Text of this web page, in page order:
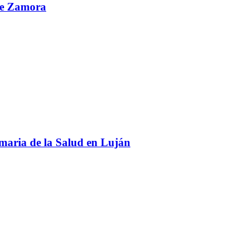
Zamora
de la Salud en Luján